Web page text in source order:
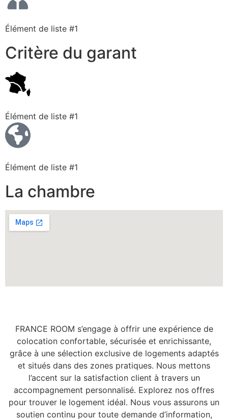
Élément de liste #1
Critère du garant
Élément de liste #1
Élément de liste #1
La chambre
FRANCE ROOM s’engage à offrir une expérience de
colocation confortable, sécurisée et enrichissante,
grâce à une sélection exclusive de logements adaptés
et situés dans des zones pratiques. Nous mettons
l’accent sur la satisfaction client à travers un
accompagnement personnalisé. Explorez nos offres
pour trouver le logement idéal. Nous vous assurons un
soutien continu pour toute demande d’information,